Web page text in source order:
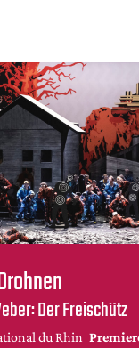
Der Freischütz
du Rhin